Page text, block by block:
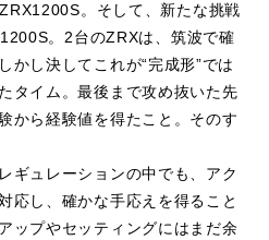
。そして、新たな挑戦
。2台のZRXは、筑波で確
かし決してこれが“完成形”では
タイム。最後まで攻め抜いた先
から経験値を得たこと。そのす
ギュレーションの中でも、アク
応し、確かな手応えを得ること
ップやセッティングにはまだ余